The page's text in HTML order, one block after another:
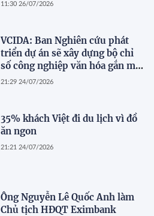
11:30 26/07/2026
VCIDA: Ban Nghiên cứu phát
triển dự án sẽ xây dựng bộ chỉ
số công nghiệp văn hóa gắn mã
ngành kinh tế
21:29 24/07/2026
35% khách Việt đi du lịch vì đồ
ăn ngon
21:21 24/07/2026
Ông Nguyễn Lê Quốc Anh làm
Chủ tịch HĐQT Eximbank